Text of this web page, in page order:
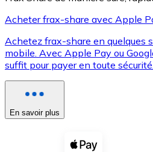
XRP
XRP
Voir toutes
Coupons crypto
Acheter frax-share avec Apple
Achetez frax-share en quelques
mobile. Avec Apple Pay ou
suffit pour payer en toute sécurité.
En savoir plus